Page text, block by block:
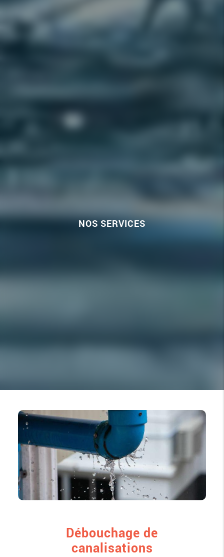
NOS SERVICES
Débouchage de
canalisations